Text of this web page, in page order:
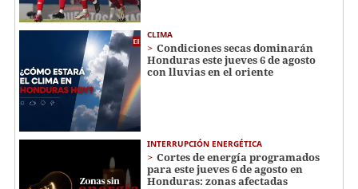
CLIMA
Condiciones secas dominarán
Honduras este jueves 6 de agosto
con lluvias en el oriente
INTERRUPCIÓN ENERGÉTICA
Cortes de energía programados
para este jueves 6 de agosto en
Honduras: zonas afectadas